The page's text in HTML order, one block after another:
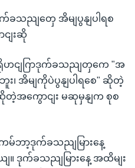
က်ခသညျတှေ အိမျပွနျပါရစ
ငျးဆို
ဟငျဂြာဒုက်ခသညျတှကေ "အ
း၊ အိမျကိုပဲပွနျပါရစေ" ဆိုတဲ့
အကွောငျး မဆုမှနျက စုစ
မ်ဘာ့ဒုက်ခသညျမြားနေ့
ျ။ ဒုက်ခသညျမြားနေ့ အထိမျး